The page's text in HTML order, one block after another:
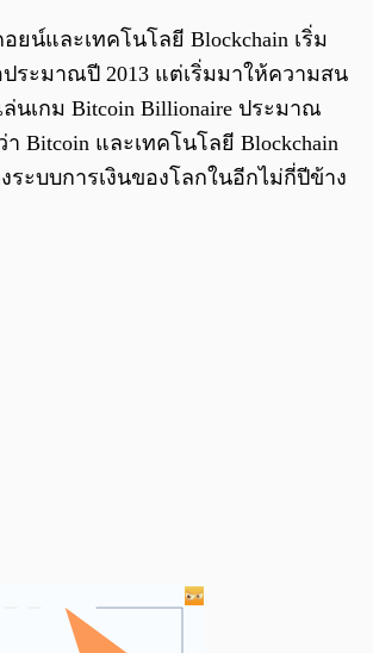
ยน์และเทคโนโลยี Blockchain เริ่ม
ระมาณปี 2013 แต่เริ่มมาให้ความสน
นเกม Bitcoin Billionaire ประมาณ
Bitcoin และเทคโนโลยี Blockchain
ระบบการเงินของโลกในอีกไม่กี่ปีข้าง